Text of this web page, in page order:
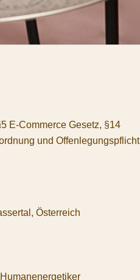
E-Commerce Gesetz, §14
und Offenlegungspflicht
Österreich